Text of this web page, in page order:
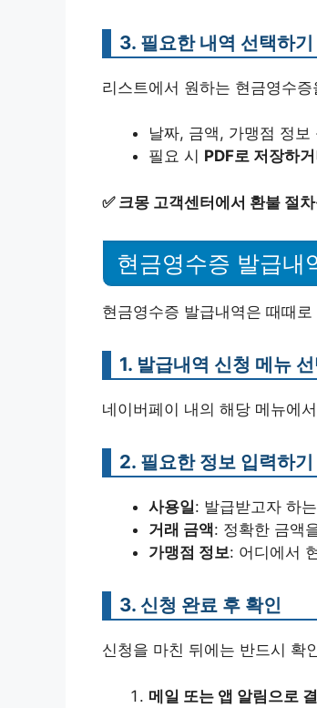
3. 필요한 내역 선택하기
리스트에서 원하는 현금영수
날짜, 금액, 가맹점 정보
필요 시 PDF로 저장하
✅ 크몽 고객센터에서 환불 절
현금영수증 발급내
현금영수증 발급내역은 때때
1. 발급내역 신청 메뉴
네이버페이 내의 해당 메뉴에
2. 필요한 정보 입력하기
사용일: 발급받고자 하
거래 금액: 정확한 금액
가맹점 정보: 어디에서
3. 신청 완료 후 확인
신청을 마친 뒤에는 반드시 확
메일 또는 앱 알림으로